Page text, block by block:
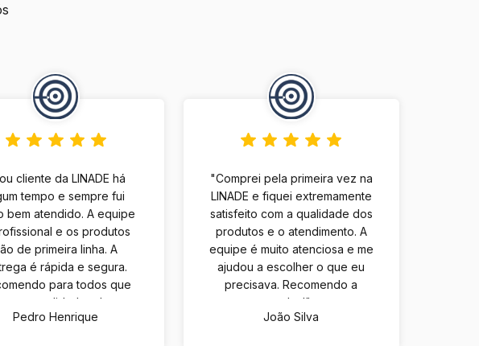
cliente da LINADE há
tempo e sempre fui
bem atendido. A equipe
e os produtos
de primeira linha. A
é rápida e segura.
para todos que
qualidade e bom
atendimento."
Pedro Henrique
"Comprei pela primeira vez na
LINADE e fiquei extremamente
satisfeito com a qualidade dos
produtos e o atendimento. A
equipe é muito atenciosa e me
ajudou a escolher o que eu
precisava. Recomendo a
todos!"
João Silva